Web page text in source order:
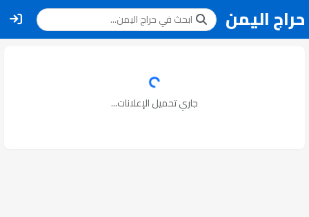
حراج اليمن
جاري تحميل الإعلانات...